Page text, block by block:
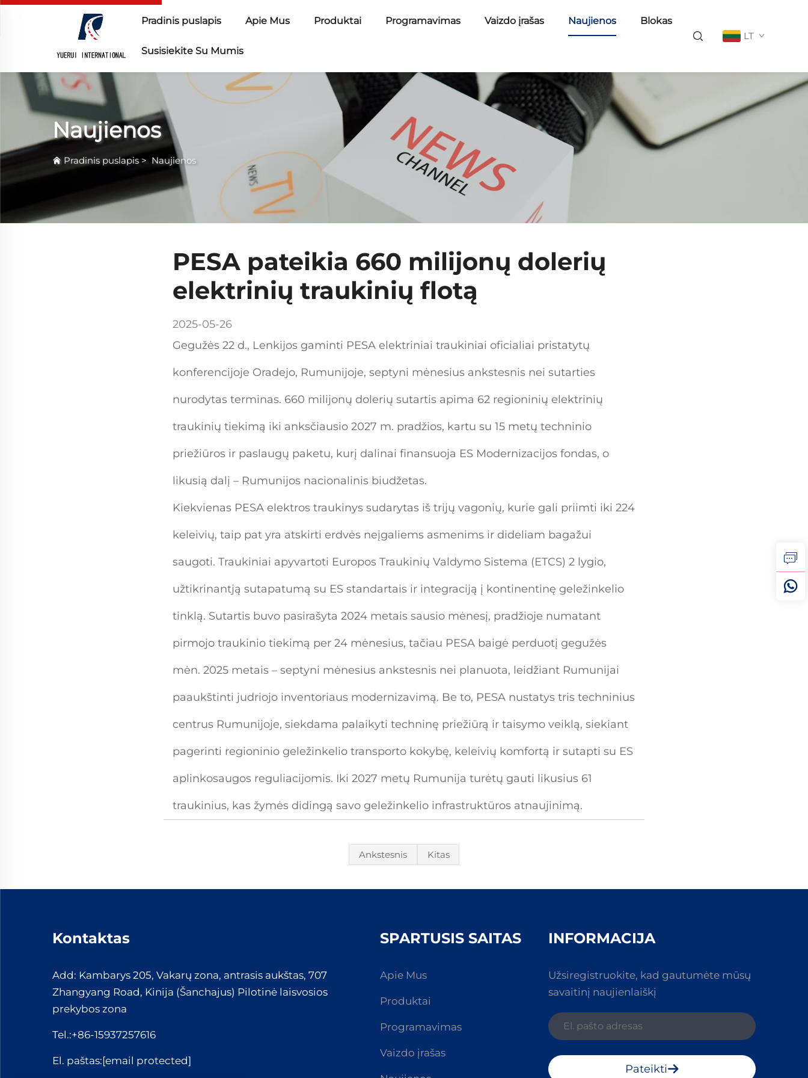
Pradinis puslapis Apie Mus Produktai Programavimas Vaizdo įrašas Naujienos Blokas
Susisiekite Su Mumis
LT
Naujienos
Pradinis puslapis > Naujienos
PESA pateikia 660 milijonų dolerių
elektrinių traukinių flotą
2025-05-26
Gegužės 22 d., Lenkijos gaminti PESA elektriniai traukiniai oficialiai pristatytų
konferencijoje Oradejo, Rumunijoje, septyni mėnesius ankstesnis nei sutarties
nurodytas terminas. 660 milijonų dolerių sutartis apima 62 regioninių elektrinių
traukinių tiekimą iki anksčiausio 2027 m. pradžios, kartu su 15 metų techninio
priežiūros ir paslaugų paketu, kurį dalinai finansuoja ES Modernizacijos fondas, o
likusią dalį – Rumunijos nacionalinis biudžetas.
Kiekvienas PESA elektros traukinys sudarytas iš trijų vagonių, kurie gali priimti iki 224
keleivių, taip pat yra atskirti erdvės neįgaliems asmenims ir dideliam bagažui
saugoti. Traukiniai apyvartoti Europos Traukinių Valdymo Sistema (ETCS) 2 lygio,
užtikrinantją sutapatumą su ES standartais ir integraciją į kontinentinę geležinkelio
tinklą. Sutartis buvo pasirašyta 2024 metais sausio mėnesį, pradžioje numatant
pirmojo traukinio tiekimą per 24 mėnesius, tačiau PESA baigė perduotį gegužės
mėn. 2025 metais – septyni mėnesius ankstesnis nei planuota, leidžiant Rumunijai
paaukštinti judriojo inventoriaus modernizavimą. Be to, PESA nustatys tris techninius
centrus Rumunijoje, siekdama palaikyti techninę priežiūrą ir taisymo veiklą, siekiant
pagerinti regioninio geležinkelio transporto kokybę, keleivių komfortą ir sutapti su ES
aplinkosaugos reguliacijomis. Iki 2027 metų Rumunija turėtų gauti likusius 61
traukinius, kas žymės didingą savo geležinkelio infrastruktūros atnaujinimą.
Ankstesnis Kitas
Kontaktas
Add: Kambarys 205, Vakarų zona, antrasis aukštas, 707
Zhangyang Road, Kinija (Šanchajus) Pilotinė laisvosios
prekybos zona
Tel.:+86-15937257616
El. paštas:[email protected]
SPARTUSIS SAITAS
Apie Mus
Produktai
Programavimas
Vaizdo įrašas
INFORMACIJA
Užsiregistruokite, kad gautumėte mūsų
savaitinį naujienlaiškį
Pateikti